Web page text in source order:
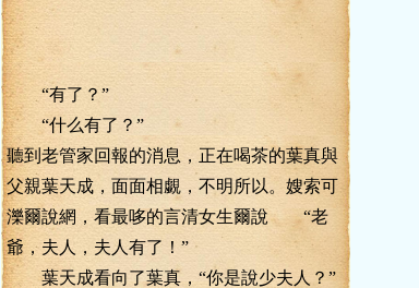
“有了？”
“什么有了？”
聽到老管家回報的消息，正在喝茶的葉真與
父親葉天成，面面相覷，不明所以。嫂索可
濼爾說網，看最哆的言清女生爾說 “老
爺，夫人，夫人有了！”
葉天成看向了葉真，“你是說少夫人？”